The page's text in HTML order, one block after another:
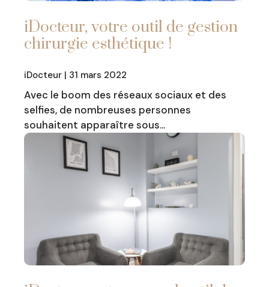
iDocteur, votre outil de gestion
chirurgie esthétique !
iDocteur | 31 mars 2022
Avec le boom des réseaux sociaux et des
selfies, de nombreuses personnes
souhaitent apparaître sous…